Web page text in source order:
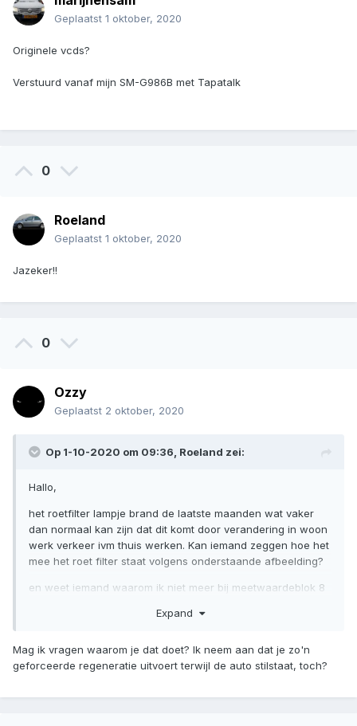
Geplaatst 1 oktober, 2020
Originele vcds?
Verstuurd vanaf mijn SM-G986B met Tapatalk
0
Roeland
Geplaatst 1 oktober, 2020
Jazeker!!
0
Ozzy
Geplaatst 2 oktober, 2020
Op 1-10-2020 om 09:36, Roeland zei:
Hallo,
het roetfilter lampje brand de laatste maanden wat vaker
dan normaal kan zijn dat dit komt door verandering in woon
werk verkeer ivm thuis werken. Kan iemand zeggen hoe het
mee het roet filter staat volgens onderstaande afbeelding?
en weet iemand waarom ik niet meer bij meetwaardeblok 8
zie foto zijn grijs
groeten Roeland
Expand
Mag ik vragen waarom je dat doet? Ik neem aan dat je zo'n
geforceerde regeneratie uitvoert terwijl de auto stilstaat, toch?